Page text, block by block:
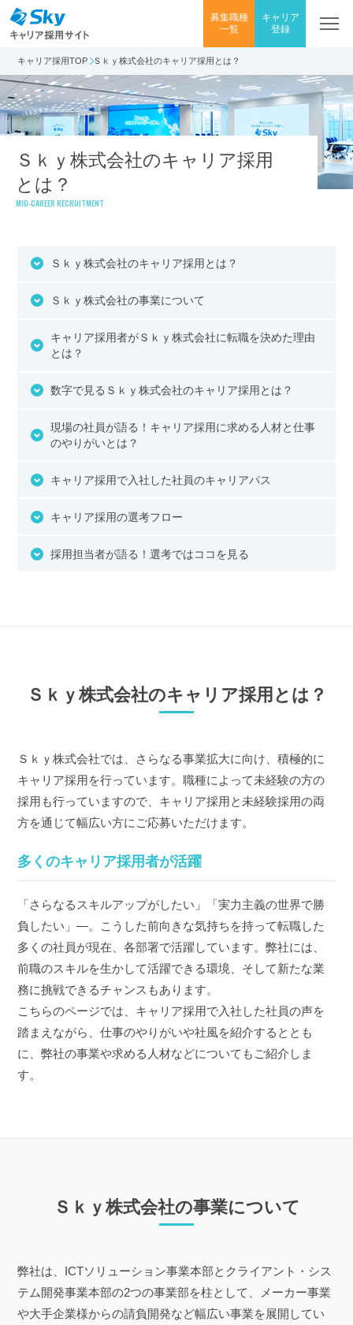
募集職種
一覧
キャリア
登録
キャリア採用TOP Ｓｋｙ株式会社のキャリア採用とは？
Ｓｋｙ株式会社のキャリア採用
とは？
MID-CAREER RECRUITMENT
Ｓｋｙ株式会社のキャリア採用とは？
Ｓｋｙ株式会社の事業について
キャリア採用者がＳｋｙ株式会社に転職を決めた理由
とは？
数字で見るＳｋｙ株式会社のキャリア採用とは？
現場の社員が語る！キャリア採用に求める人材と仕事
のやりがいとは？
キャリア採用で入社した社員のキャリアパス
キャリア採用の選考フロー
採用担当者が語る！選考ではココを見る
Ｓｋｙ株式会社のキャリア採用とは？
Ｓｋｙ株式会社では、さらなる事業拡大に向け、積極的に
キャリア採用を行っています。職種によって未経験の方の
採用も行っていますので、キャリア採用と未経験採用の両
方を通じて幅広い方にご応募いただけます。
多くのキャリア採用者が活躍
「さらなるスキルアップがしたい」「実力主義の世界で勝
負したい」―。こうした前向きな気持ちを持って転職した
多くの社員が現在、各部署で活躍しています。弊社には、
前職のスキルを生かして活躍できる環境、そして新たな業
務に挑戦できるチャンスもあります。
こちらのページでは、キャリア採用で入社した社員の声を
踏まえながら、仕事のやりがいや社風を紹介するととも
に、弊社の事業や求める人材などについてもご紹介しま
す。
Ｓｋｙ株式会社の事業について
弊社は、ICTソリューション事業本部とクライアント・シス
テム開発事業本部の2つの事業部を柱として、メーカー事業
や大手企業様からの請負開発など幅広い事業を展開してい